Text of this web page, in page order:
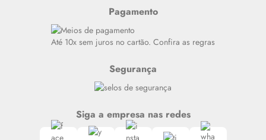
Siga nosso canal no Whatsapp
Pagamento
Até 10x sem juros no cartão. Confira as regras
Segurança
Siga a empresa nas redes